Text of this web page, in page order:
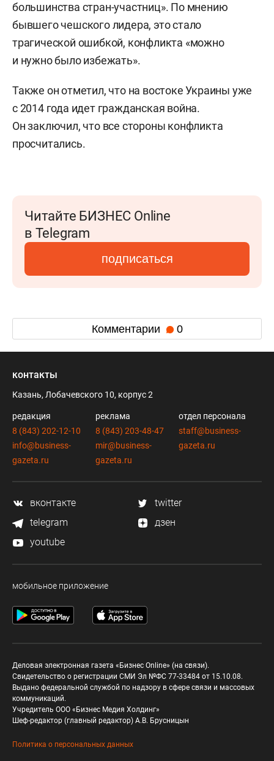
большинства стран-участниц». По мнению
бывшего чешского лидера, это стало
трагической ошибкой, конфликта «можно
и нужно было избежать».
Также он отметил, что на востоке Украины уже
с 2014 года идет гражданская война.
Он заключил, что все стороны конфликта
просчитались.
Читайте БИЗНЕС Online
в Telegram
подписаться
Комментарии 0
контакты
Казань, Лобачевского 10, корпус 2
редакция
8 (843) 202-12-10
info@business-
gazeta.ru
реклама
8 (843) 203-48-47
mir@business-
gazeta.ru
отдел персонала
staff@business-
gazeta.ru
вконтакте
twitter
telegram
дзен
youtube
мобильное приложение
Деловая электронная газета «Бизнес Online» (на связи).
Свидетельство о регистрации СМИ Эл №ФС 77-33484 от 15.10.08.
Выдано федеральной службой по надзору в сфере связи и массовых
коммуникаций.
Учредитель ООО «Бизнес Медия Холдинг»
Шеф-редактор (главный редактор) А.В. Брусницын
Политика о персональных данных